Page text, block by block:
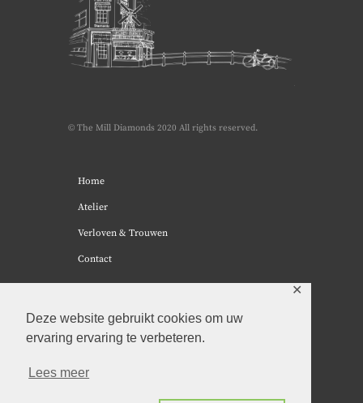
Deze website gebruikt cookies om uw
ervaring ervaring te verbeteren.
Lees meer
✕
© The Mill Diamonds 2020 All rights reserved.
Home
Atelier
Verloven & Trouwen
Contact